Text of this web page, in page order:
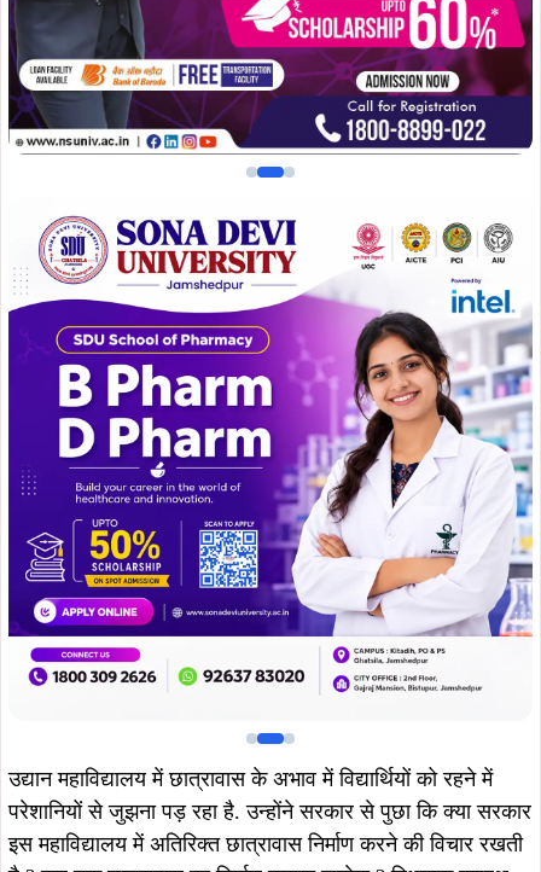
उद्यान महाविद्यालय में छात्रावास के अभाव में विद्यार्थियों को रहने में
परेशानियों से जुझना पड़ रहा है. उन्होंने सरकार से पुछा कि क्या सरकार
इस महाविद्यालय में अतिरिक्त छात्रावास निर्माण करने की विचार रखती
है ? कब तक छात्रावास का निर्माण कराया जायेगा ? विधायक दशरथ
गागराई से सवाल पर लिखित उत्तर देते हुए कृषि विभाग की ओर से
बताया गया कि उद्यान महाविद्यालय, खूंटपानी में 50-50 शैया के दो
छात्रावास के निर्माण की कार्रवाई उपायुक्त, पश्चिमी सिंहभूम के स्तर से
की जा रही है.